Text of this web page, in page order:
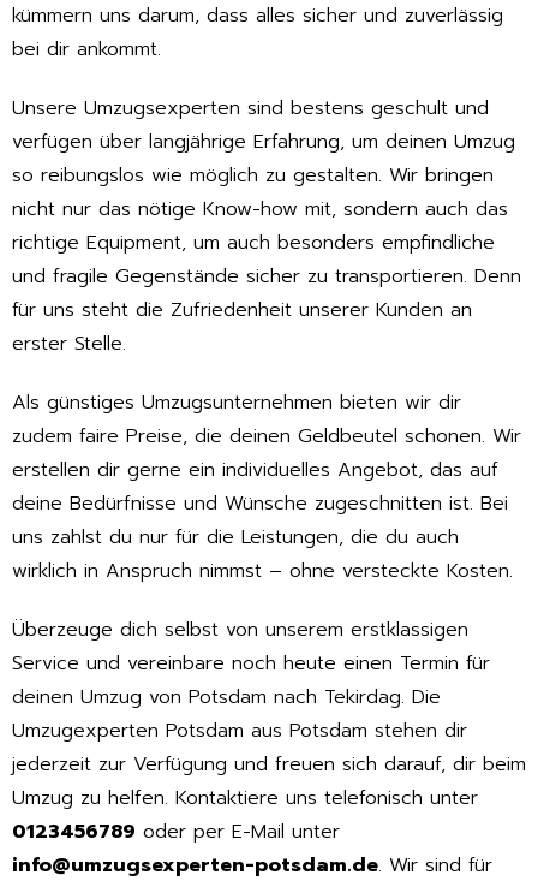
kümmern uns darum, dass alles sicher und zuverlässig
bei dir ankommt.
Unsere Umzugsexperten sind bestens geschult und
verfügen über langjährige Erfahrung, um deinen Umzug
so reibungslos wie möglich zu gestalten. Wir bringen
nicht nur das nötige Know-how mit, sondern auch das
richtige Equipment, um auch besonders empfindliche
und fragile Gegenstände sicher zu transportieren. Denn
für uns steht die Zufriedenheit unserer Kunden an
erster Stelle.
Als günstiges Umzugsunternehmen bieten wir dir
zudem faire Preise, die deinen Geldbeutel schonen. Wir
erstellen dir gerne ein individuelles Angebot, das auf
deine Bedürfnisse und Wünsche zugeschnitten ist. Bei
uns zahlst du nur für die Leistungen, die du auch
wirklich in Anspruch nimmst – ohne versteckte Kosten.
Überzeuge dich selbst von unserem erstklassigen
Service und vereinbare noch heute einen Termin für
deinen Umzug von Potsdam nach Tekirdag. Die
Umzugexperten Potsdam aus Potsdam stehen dir
jederzeit zur Verfügung und freuen sich darauf, dir beim
Umzug zu helfen. Kontaktiere uns telefonisch unter
0123456789 oder per E-Mail unter
info@umzugsexperten-potsdam.de. Wir sind für